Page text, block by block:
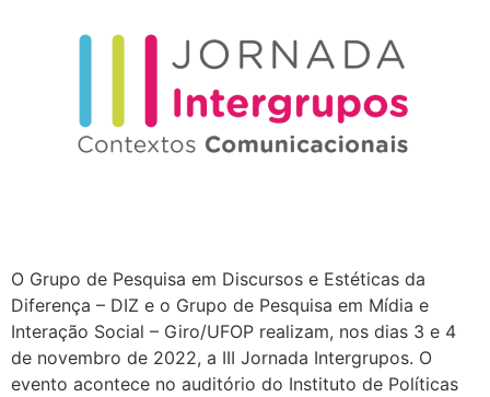
O Grupo de Pesquisa em Discursos e Estéticas da
Diferença – DIZ e o Grupo de Pesquisa em Mídia e
Interação Social – Giro/UFOP realizam, nos dias 3 e 4
de novembro de 2022, a III Jornada Intergrupos. O
evento acontece no auditório do Instituto de Políticas